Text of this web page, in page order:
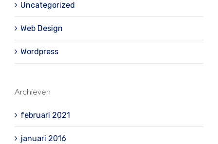
Uncategorized
Web Design
Wordpress
Archieven
februari 2021
januari 2016